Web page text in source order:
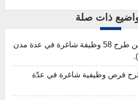
ذات صلة
تعلن شركة المراعي عن طرح 58 وظيفة شاغرة في عدة مدن
فرص وظيفية شاغرة في عدّة